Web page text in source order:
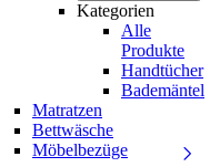
Kategorien
Alle
Produkte
Handtücher
Bademäntel
Matratzen
Bettwäsche
Möbelbezüge